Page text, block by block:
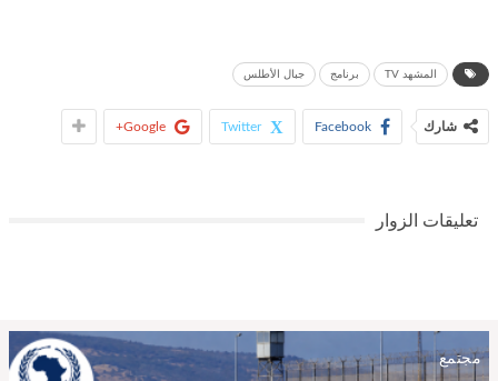
المشهد TV برنامج جبال الأطلس
شارك Facebook
Twitter
Google+
تعليقات الزوار
مجتمع